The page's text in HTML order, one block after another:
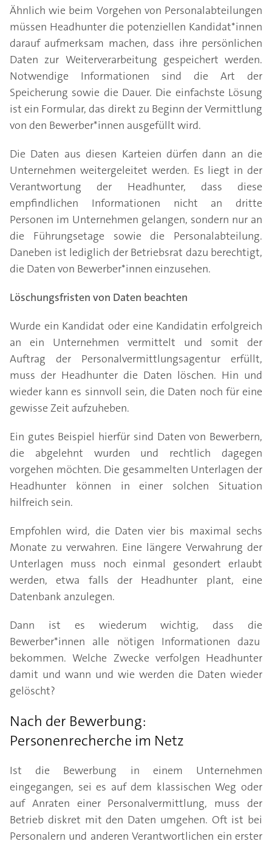
Ähnlich wie beim Vorgehen von Personalabteilungen
müssen Headhunter die potenziellen Kandidat*innen
darauf aufmerksam machen, dass ihre persönlichen
Daten zur Weiterverarbeitung gespeichert werden.
Notwendige Informationen sind die Art der
Speicherung sowie die Dauer. Die einfachste Lösung
ist ein Formular, das direkt zu Beginn der Vermittlung
von den Bewerber*innen ausgefüllt wird.
Die Daten aus diesen Karteien dürfen dann an die
Unternehmen weitergeleitet werden. Es liegt in der
Verantwortung der Headhunter, dass diese
empfindlichen Informationen nicht an dritte
Personen im Unternehmen gelangen, sondern nur an
die Führungsetage sowie die Personalabteilung.
Daneben ist lediglich der Betriebsrat dazu berechtigt,
die Daten von Bewerber*innen einzusehen.
Löschungsfristen von Daten beachten
Wurde ein Kandidat oder eine Kandidatin erfolgreich
an ein Unternehmen vermittelt und somit der
Auftrag der Personalvermittlungsagentur erfüllt,
muss der Headhunter die Daten löschen. Hin und
wieder kann es sinnvoll sein, die Daten noch für eine
gewisse Zeit aufzuheben.
Ein gutes Beispiel hierfür sind Daten von Bewerbern,
die abgelehnt wurden und rechtlich dagegen
vorgehen möchten. Die gesammelten Unterlagen der
Headhunter können in einer solchen Situation
hilfreich sein.
Empfohlen wird, die Daten vier bis maximal sechs
Monate zu verwahren. Eine längere Verwahrung der
Unterlagen muss noch einmal gesondert erlaubt
werden, etwa falls der Headhunter plant, eine
Datenbank anzulegen.
Dann ist es wiederum wichtig, dass die
Bewerber*innen alle nötigen Informationen dazu
bekommen. Welche Zwecke verfolgen Headhunter
damit und wann und wie werden die Daten wieder
gelöscht?
Nach der Bewerbung:
Personenrecherche im Netz
Ist die Bewerbung in einem Unternehmen
eingegangen, sei es auf dem klassischen Weg oder
auf Anraten einer Personalvermittlung, muss der
Betrieb diskret mit den Daten umgehen. Oft ist bei
Personalern und anderen Verantwortlichen ein erster